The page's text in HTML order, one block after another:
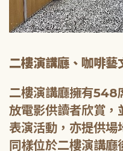
二樓演講廳、咖啡藝
二樓演講廳擁有548
放電影供讀者欣賞，
表演活動，亦提供
同樣位於二樓演講